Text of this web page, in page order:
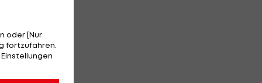
oder [Nur
fortzufahren.